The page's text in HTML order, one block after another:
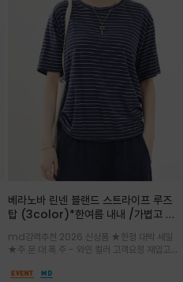
베라노바 린넨 블랜드 스트라이프 루즈
탑 (3color)*한여름 내내 /가볍고 통
쾌적하게 착용되는 스트라이프 티셔츠/
여유 있는 루즈핏과 자연스럽게 흐르는
실루엣
md강력추천 2026 신상품 ★한정 대박 세일
★주.문.대.폭.주 - 와인 컬러 고객요청 재입고~
~★ 린넨 특유의 드라이한 촉감과 통기성으로 한